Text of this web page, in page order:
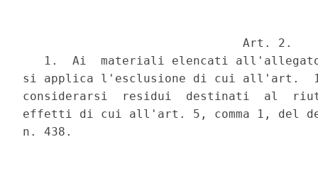
                               Art. 2.
1.  Ai  materiali elencati
si applica l'esclusione di cui all'art.  1
considerarsi  residui  destinati  al
effetti di cui all'art. 5, comma 1, del